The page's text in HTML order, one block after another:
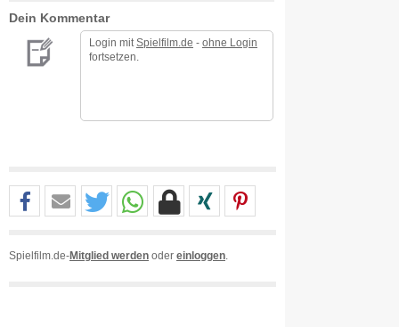
Dein Kommentar
Login mit Spielfilm.de - ohne Login
fortsetzen.
Spielfilm.de-Mitglied werden oder einloggen